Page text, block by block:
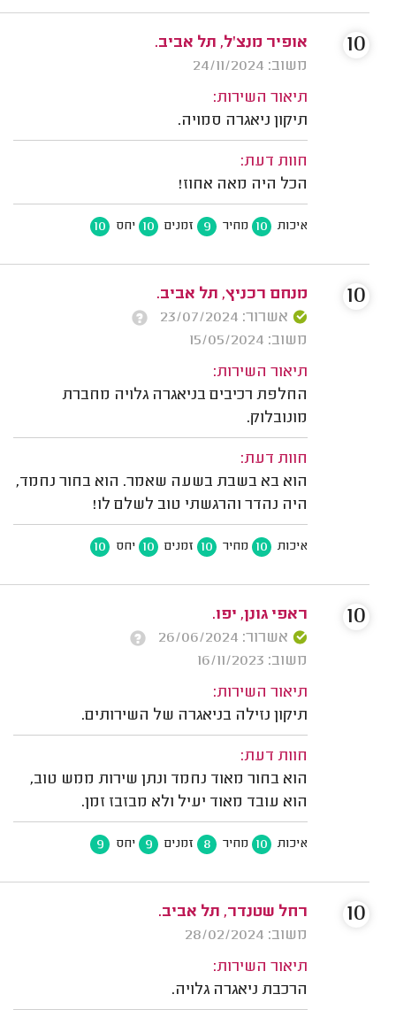
אופיר מנצ'ל, תל אביב.
משוב: 24/11/2024
תיאור השירות:
תיקון ניאגרה סמויה.
חוות דעת:
הכל היה מאה אחוז!
איכות 10 מחיר 9 זמנים 10 יחס 10
10
מנחם רכניץ, תל אביב.
אשרור: 23/07/2024
משוב: 15/05/2024
תיאור השירות:
החלפת רכיבים בניאגרה גלויה מחברת
מונובלוק.
חוות דעת:
הוא בא בשבת בשעה שאמר. הוא בחור נחמד,
היה נהדר והרגשתי טוב לשלם לו!
איכות 10 מחיר 10 זמנים 10 יחס 10
10
ראפי גונן, יפו.
אשרור: 26/06/2024
משוב: 16/11/2023
תיאור השירות:
תיקון נזילה בניאגרה של השירותים.
חוות דעת:
הוא בחור מאוד נחמד ונתן שירות ממש טוב,
הוא עובד מאוד יעיל ולא מבזבז זמן.
איכות 10 מחיר 8 זמנים 9 יחס 9
10
רחל שטנדר, תל אביב.
משוב: 28/02/2024
תיאור השירות:
הרכבת ניאגרה גלויה.
10